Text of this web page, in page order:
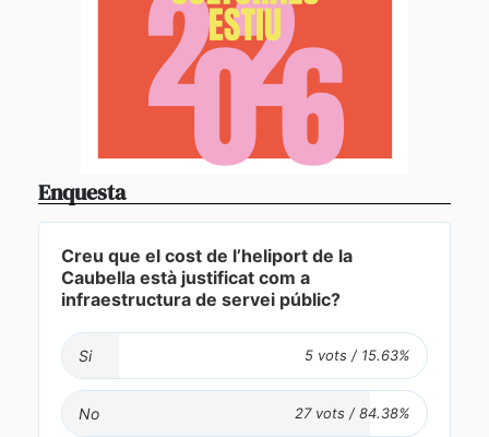
Enquesta
Creu que el cost de l’heliport de la
Caubella està justificat com a
infraestructura de servei públic?
Si
No